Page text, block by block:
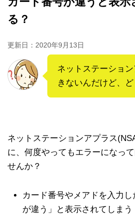
る？
更新日： 2020年9月13日
ネットステーショ
きないんだけど、
ネットステーションアプラス
に、何度やってもエラーになっ
せんか？
カード番号やメアドを入力
が違う」と表示されてしまう